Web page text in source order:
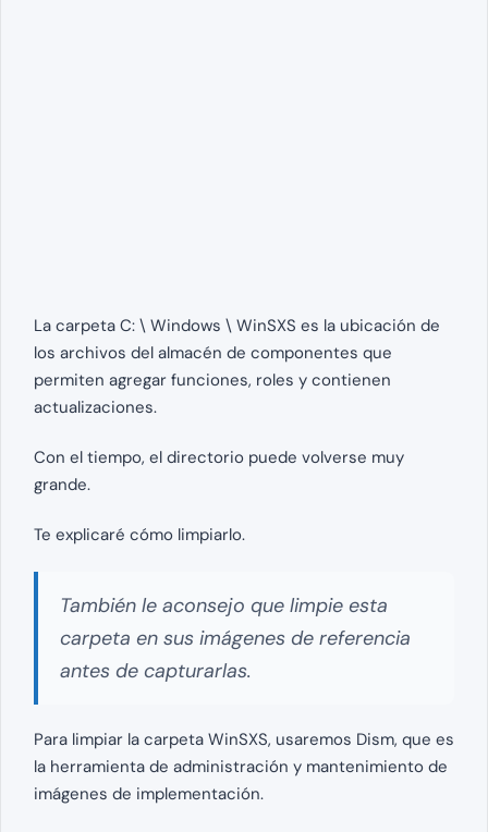
La carpeta C: \ Windows \ WinSXS es ​​la ubicación de
los archivos del almacén de componentes que
permiten agregar funciones, roles y contienen
actualizaciones.
Con el tiempo, el directorio puede volverse muy
grande.
Te explicaré cómo limpiarlo.
También le aconsejo que limpie esta
carpeta en sus imágenes de referencia
antes de capturarlas.
Para limpiar la carpeta WinSXS, usaremos Dism, que es
la herramienta de administración y mantenimiento de
imágenes de implementación.